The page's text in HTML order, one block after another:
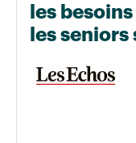
les
les